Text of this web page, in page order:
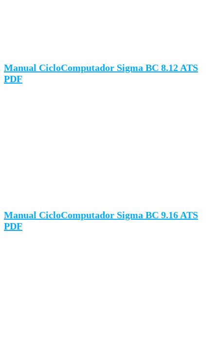
Manual CicloComputador Sigma BC 8.12 ATS
PDF
Manual CicloComputador Sigma BC 9.16 ATS
PDF